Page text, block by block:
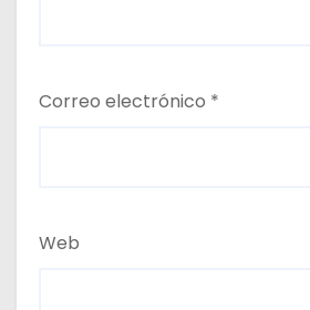
Correo electrónico *
Web